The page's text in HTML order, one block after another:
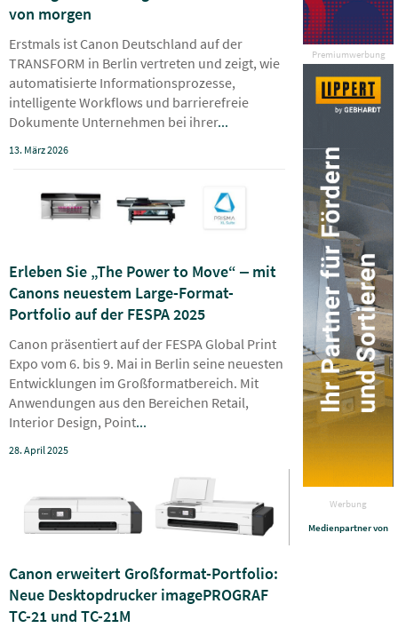
Premiumwerbung
Werbung
Medienpartner von
von morgen
Erstmals ist Canon Deutschland auf der
TRANSFORM in Berlin vertreten und zeigt, wie
automatisierte Informationsprozesse,
intelligente Workflows und barrierefreie
Dokumente Unternehmen bei ihrer...
13. März 2026
Erleben Sie „The Power to Move“ ‒ mit
Canons neuestem Large-Format-
Portfolio auf der FESPA 2025
Canon präsentiert auf der FESPA Global Print
Expo vom 6. bis 9. Mai in Berlin seine neuesten
Entwicklungen im Großformatbereich. Mit
Anwendungen aus den Bereichen Retail,
Interior Design, Point...
28. April 2025
Canon erweitert Großformat-Portfolio:
Neue Desktopdrucker imagePROGRAF
TC-21 und TC-21M